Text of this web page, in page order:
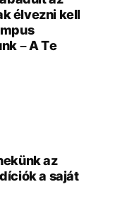
élvezni kell
– A Te
az
a saját